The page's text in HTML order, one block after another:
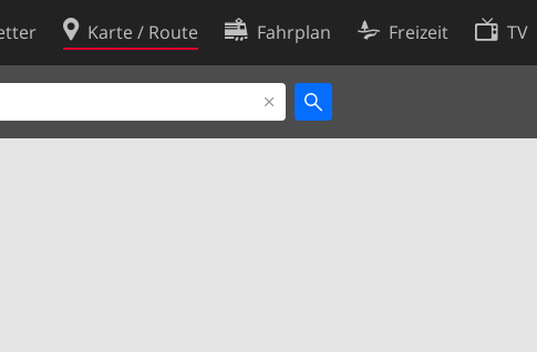
Karte / Route Fahrplan Freizeit TV
Cookie-Richtlinie
Cookie-Einstellungen